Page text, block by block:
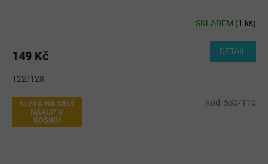
SKLADEM (1 ks)
149 Kč DETAIL
122/128
SLEVA NA CELÝ
NÁKUP V
KOŠÍKU
Kód: 530/110